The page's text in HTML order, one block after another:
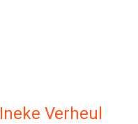
Ineke Verheul